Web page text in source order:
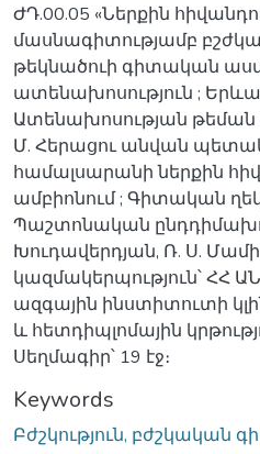
ԺԴ.00.05 «Ներքին
մասնագիտությամբ
թեկնածուի գիտական
ատենախոսություն ;
Ատենախոսության
Մ. Հերացու անվան
համալսարանի ներքին
ամբիոնում ; Գիտական
Պաշտոնական
Խուդավերդյան, Ռ. Ս.
կազմակերպություն՝ ՀՀ
ազգային ինստիտուտի
և հետդիպլոմային
Սեղմագիր՝ 19 էջ։
Keywords
Բժշկություն, բժշկական